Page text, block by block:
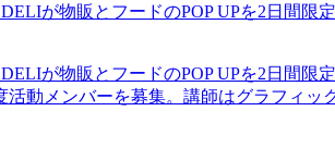
が物販とフードのPOP UPを2日間限定
が物販とフードのPOP UPを2日間限定
動メンバーを募集。講師はグラフィッ